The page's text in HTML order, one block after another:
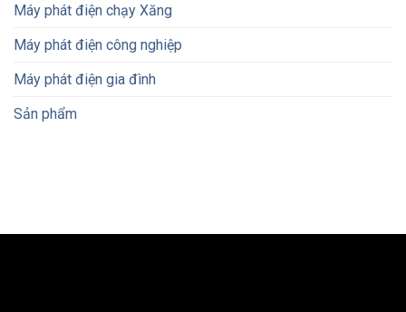
Máy phát điện chạy Xăng
Máy phát điện công nghiệp
Máy phát điện gia đình
Sản phẩm